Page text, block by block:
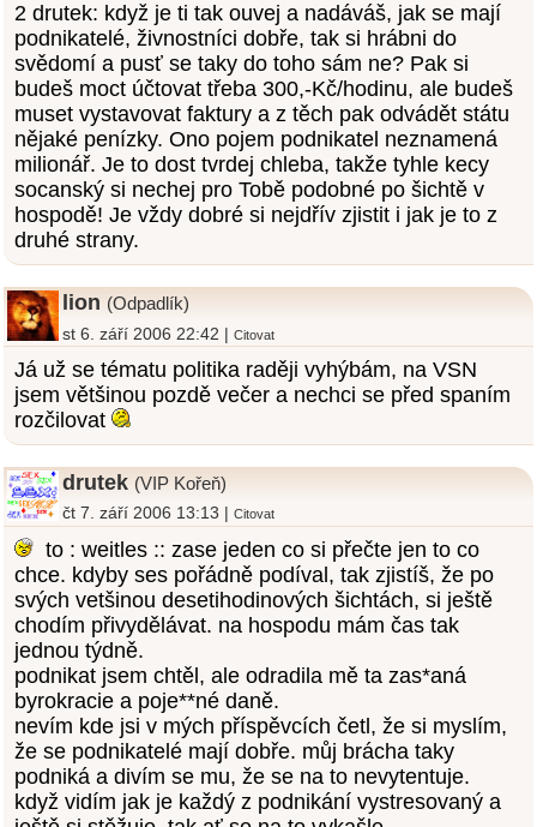
2 drutek: když je ti tak ouvej a nadáváš, jak se mají
podnikatelé, živnostníci dobře, tak si hrábni do
svědomí a pusť se taky do toho sám ne? Pak si
budeš moct účtovat třeba 300,-Kč/hodinu, ale budeš
muset vystavovat faktury a z těch pak odvádět státu
nějaké penízky. Ono pojem podnikatel neznamená
milionář. Je to dost tvrdej chleba, takže tyhle kecy
socanský si nechej pro Tobě podobné po šichtě v
hospodě! Je vždy dobré si nejdřív zjistit i jak je to z
druhé strany.
lion (Odpadlík)
st 6. září 2006 22:42 |Citovat
Já už se tématu politika raději vyhýbám, na VSN
jsem většinou pozdě večer a nechci se před spaním
rozčilovat
drutek (VIP Kořeň)
čt 7. září 2006 13:13 |Citovat
to : weitles :: zase jeden co si přečte jen to co
chce. kdyby ses pořádně podíval, tak zjistíš, že po
svých vetšinou desetihodinových šichtách, si ještě
chodím přivydělávat. na hospodu mám čas tak
jednou týdně.
podnikat jsem chtěl, ale odradila mě ta zas*aná
byrokracie a poje**né daně.
nevím kde jsi v mých příspěvcích četl, že si myslím,
že se podnikatelé mají dobře. můj brácha taky
podniká a divím se mu, že se na to nevytentuje.
když vidím jak je každý z podnikání vystresovaný a